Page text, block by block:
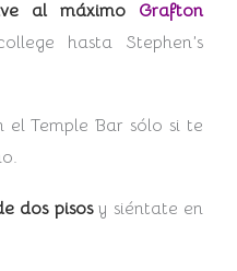
al máximo Grafton
hasta Stephen’s
el Temple Bar sólo si te
dos pisosy siéntate en